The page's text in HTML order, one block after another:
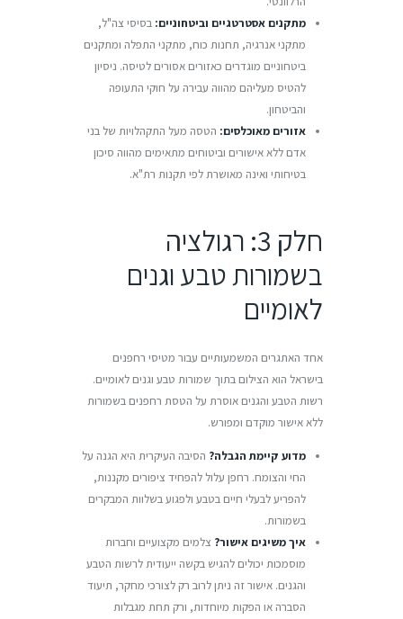
מתקנים אסטרטגיים וביטחוניים: בסיסי צה"ל,
מתקני אנרגיה, תחנות כוח, מתקני התפלה ומתקנים
ביטחוניים מוגדרים כאזורים אסורים לטיסה. ניסיון
להטיס מעליהם מהווה עבירה על חוקי התעופה
והביטחון.
אזורים מאוכלסים: הטסה מעל התקהלויות של בני
אדם ללא אישורים וביטוחים מתאימים מהווה סיכון
בטיחותי ואינה מאושרת לפי תקנות רת"א.
חלק 3: רגולציה
בשמורות טבע וגנים
לאומיים
אחד האתגרים המשמעותיים עבור מטיסי רחפנים
בישראל הוא הצילום בתוך שמורות טבע וגנים לאומיים.
רשות הטבע והגנים אוסרת על הטסת רחפנים בשמורות
ללא אישור מוקדם ומפורש.
מדוע קיימת הגבלה? הסיבה העיקרית היא הגנה על
החי והצומח. רחפן עלול להפחיד ציפורים מקננות,
להפריע לבעלי חיים בטבע ולפגוע בשלוות המבקרים
בשמורות.
איך משיגים אישור? צלמים מקצועיים וחברות
מוסמכות יכולים להגיש בקשה ייעודית לרשות הטבע
והגנים. אישור זה ניתן לרוב רק לצורכי מחקר, תיעוד
הסברה או הפקות מיוחדות, ורק תחת מגבלות